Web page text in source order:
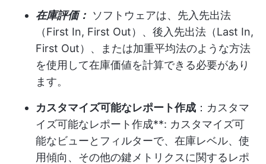
在庫評価： ソフトウェアは、先入先出法
（First In, First Out）、後入先出法（Last In,
First Out）、または加重平均法のような方法
を使用して在庫価値を計算できる必要があり
ます。
カスタマイズ可能なレポート作成 ：カスタマ
イズ可能なレポート作成**: カスタマイズ可
能なビューとフィルターで、在庫レベル、使
用傾向、その他の鍵メトリクスに関するレポ